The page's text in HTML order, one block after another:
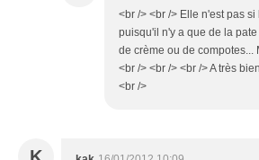
<br /> <br /> Elle n'est pas si
puisqu'il n'y a que de la
de crème ou de compotes...
<br /> <br /> <br /> A très
<br />